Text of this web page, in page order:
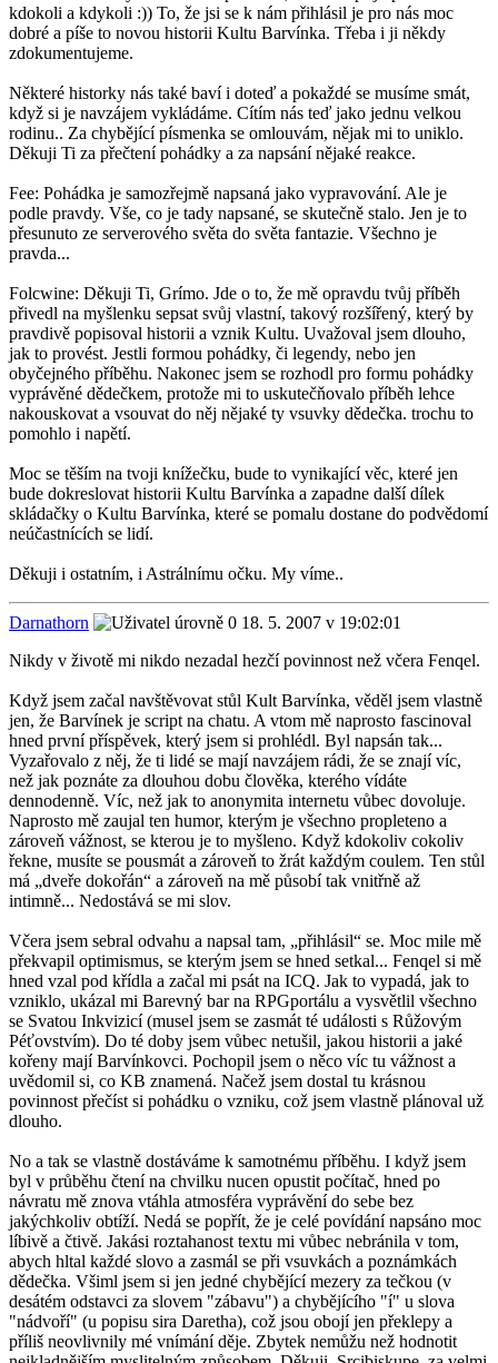
kdokoli a kdykoli :)) To, že jsi se k nám přihlásil je pro nás moc
dobré a píše to novou historii Kultu Barvínka. Třeba i ji někdy
zdokumentujeme.
Některé historky nás také baví i doteď a pokaždé se musíme smát,
když si je navzájem vykládáme. Cítím nás teď jako jednu velkou
rodinu.. Za chybějící písmenka se omlouvám, nějak mi to uniklo.
Děkuji Ti za přečtení pohádky a za napsání nějaké reakce.
Fee: Pohádka je samozřejmě napsaná jako vypravování. Ale je
podle pravdy. Vše, co je tady napsané, se skutečně stalo. Jen je to
přesunuto ze serverového světa do světa fantazie. Všechno je
pravda...
Folcwine: Děkuji Ti, Grímo. Jde o to, že mě opravdu tvůj příběh
přivedl na myšlenku sepsat svůj vlastní, takový rozšířený, který by
pravdivě popisoval historii a vznik Kultu. Uvažoval jsem dlouho,
jak to provést. Jestli formou pohádky, či legendy, nebo jen
obyčejného příběhu. Nakonec jsem se rozhodl pro formu pohádky
vyprávěné dědečkem, protože mi to uskutečňovalo příběh lehce
nakouskovat a vsouvat do něj nějaké ty vsuvky dědečka. trochu to
pomohlo i napětí.
Moc se těším na tvoji knížečku, bude to vynikající věc, které jen
bude dokreslovat historii Kultu Barvínka a zapadne další dílek
skládačky o Kultu Barvínka, které se pomalu dostane do podvědomí
neúčastnících se lidí.
Děkuji i ostatním, i Astrálnímu očku. My víme..
Darnathorn
18. 5. 2007 v 19:02:01
Nikdy v životě mi nikdo nezadal hezčí povinnost než včera Fenqel.
Když jsem začal navštěvovat stůl Kult Barvínka, věděl jsem vlastně
jen, že Barvínek je script na chatu. A vtom mě naprosto fascinoval
hned první příspěvek, který jsem si prohlédl. Byl napsán tak...
Vyzařovalo z něj, že ti lidé se mají navzájem rádi, že se znají víc,
než jak poznáte za dlouhou dobu člověka, kterého vídáte
dennodenně. Víc, než jak to anonymita internetu vůbec dovoluje.
Naprosto mě zaujal ten humor, kterým je všechno propleteno a
zároveň vážnost, se kterou je to myšleno. Když kdokoliv cokoliv
řekne, musíte se pousmát a zároveň to žrát každým coulem. Ten stůl
má „dveře dokořán“ a zároveň na mě působí tak vnitřně až
intimně... Nedostává se mi slov.
Včera jsem sebral odvahu a napsal tam, „přihlásil“ se. Moc mile mě
překvapil optimismus, se kterým jsem se hned setkal... Fenqel si mě
hned vzal pod křídla a začal mi psát na ICQ. Jak to vypadá, jak to
vzniklo, ukázal mi Barevný bar na RPGportálu a vysvětlil všechno
se Svatou Inkvizicí (musel jsem se zasmát té události s Růžovým
Péťovstvím). Do té doby jsem vůbec netušil, jakou historii a jaké
kořeny mají Barvínkovci. Pochopil jsem o něco víc tu vážnost a
uvědomil si, co KB znamená. Načež jsem dostal tu krásnou
povinnost přečíst si pohádku o vzniku, což jsem vlastně plánoval už
dlouho.
No a tak se vlastně dostáváme k samotnému příběhu. I když jsem
byl v průběhu čtení na chvilku nucen opustit počítač, hned po
návratu mě znova vtáhla atmosféra vyprávění do sebe bez
jakýchkoliv obtíží. Nedá se popřít, že je celé povídání napsáno moc
líbivě a čtivě. Jakási roztahanost textu mi vůbec nebránila v tom,
abych hltal každé slovo a zasmál se při vsuvkách a poznámkách
dědečka. Všiml jsem si jen jedné chybějící mezery za tečkou (v
desátém odstavci za slovem "zábavu") a chybějícího "í" u slova
"nádvoří" (u popisu sira Daretha), což jsou obojí jen překlepy a
příliš neovlivnily mé vnímání děje. Zbytek nemůžu než hodnotit